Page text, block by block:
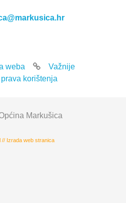
weba
Važnije
korištenja
Markušica
// Izrada web stranica